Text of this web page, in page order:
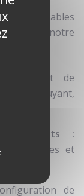
portables
sein de notre
de
bruyant,
:
publicitaires et
de